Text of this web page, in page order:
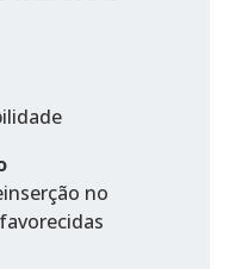
no